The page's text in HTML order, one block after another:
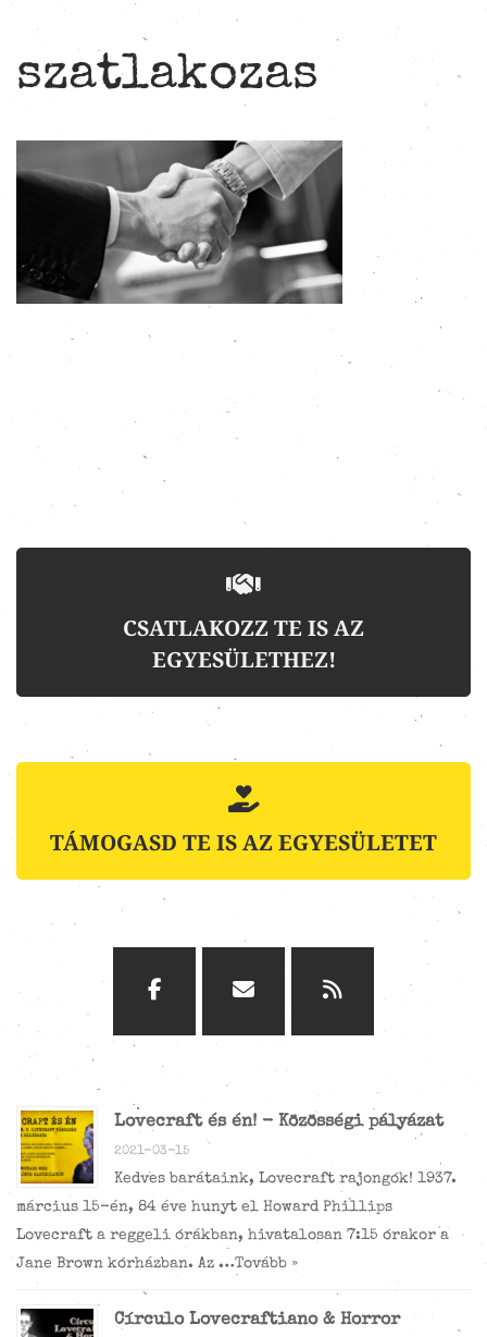
szatlakozas
CSATLAKOZZ TE IS AZ
EGYESÜLETHEZ!
TÁMOGASD TE IS AZ EGYESÜLETET
Lovecraft és én! - Közösségi pályázat
2021-03-15
Kedves barátaink, Lovecraft rajongók! 1937.
március 15-én, 84 éve hunyt el Howard Phillips
Lovecraft a reggeli órákban, hivatalosan 7:15 órakor a
Jane Brown kórházban. Az …Tovább »
Círculo Lovecraftiano & Horror